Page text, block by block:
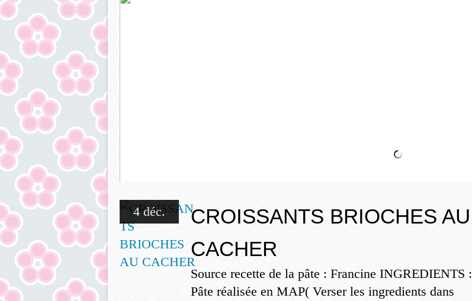
4 déc.
CROISSANTS BRIOCHES AU
CACHER
Source recette de la pâte : Francine INGREDIENTS :
Pâte réalisée en MAP( Verser les ingredients dans